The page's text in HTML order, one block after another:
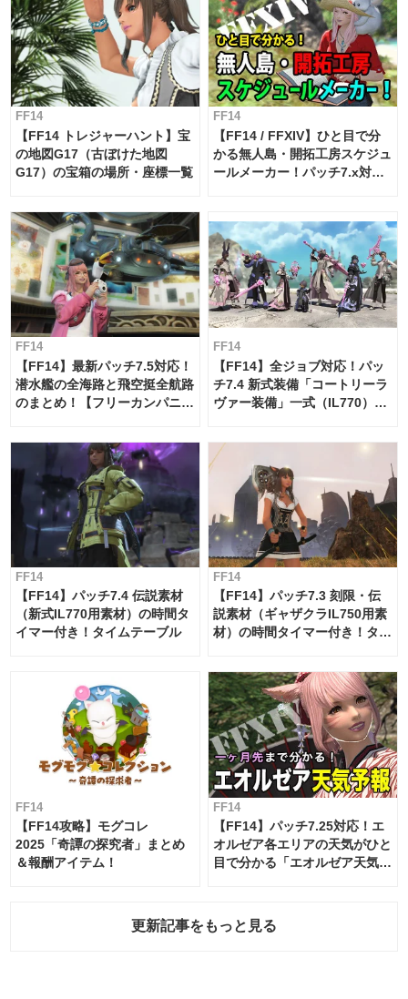
FF14
【FF14 トレジャーハント】宝
の地図G17（古ぼけた地図
G17）の宝箱の場所・座標一覧
FF14
【FF14 / FFXIV】ひと目で分
かる無人島・開拓工房スケジュ
ールメーカー！パッチ7.x対応
FF14
【FF14】最新パッチ7.5対応！
潜水艦の全海路と飛空挺全航路
のまとめ！【フリーカンパニ
FF14
【FF14】全ジョブ対応！パッ
チ7.4 新式装備「コートリーラ
ヴァー装備」一式（IL770）の
FF14
【FF14】パッチ7.4 伝説素材
（新式IL770用素材）の時間タ
イマー付き！タイムテーブル
FF14
【FF14】パッチ7.3 刻限・伝
説素材（ギャザクラIL750用素
材）の時間タイマー付き！タイ
FF14
【FF14攻略】モグコレ
2025「奇譚の探究者」まとめ
＆報酬アイテム！
FF14
【FF14】パッチ7.25対応！エ
オルゼア各エリアの天気がひと
目で分かる「エオルゼア天気予
更新記事をもっと見る